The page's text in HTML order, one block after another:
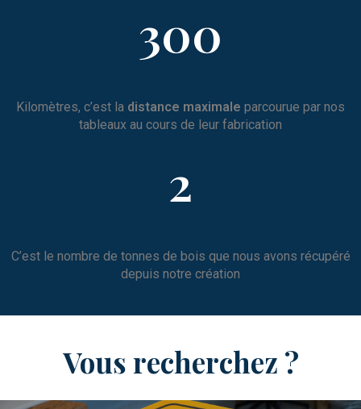
300
Kilomètres, c’est la distance maximale parcourue par nos
tableaux au cours de leur fabrication
2
C’est le nombre de tonnes de bois que nous avons récupéré
depuis notre création
Vous recherchez ?